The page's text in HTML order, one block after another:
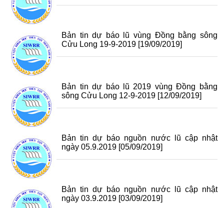
Bản tin dự báo lũ vùng Đồng bằng sông
Cửu Long 19-9-2019 [19/09/2019]
Bản tin dự báo lũ 2019 vùng Đồng bằng
sông Cửu Long 12-9-2019 [12/09/2019]
Bản tin dự báo nguồn nước lũ cập nhật
ngày 05.9.2019 [05/09/2019]
Bản tin dự báo nguồn nước lũ cập nhật
ngày 03.9.2019 [03/09/2019]